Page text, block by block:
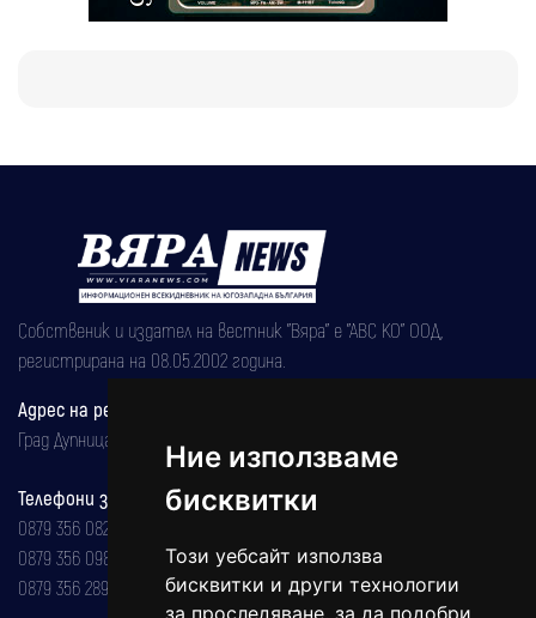
Ние използваме
бисквитки
Този уебсайт използва
бисквитки и други технологии
за проследяване, за да подобри
Собственик и издател на вестник "Вяра" е "АВС КО" ООД,
регистрирана на 08.05.2002 година.
Адрес на редакцията
Град Дупница, ул.''Христо Ботев" 43
Телефони за реклама и абонаменти
0879 356 082
0879 356 098
0879 356 289